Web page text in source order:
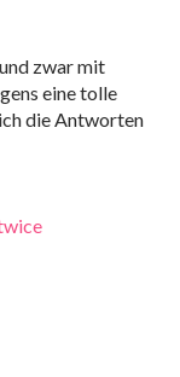
zwar mit
eine tolle
die Antworten